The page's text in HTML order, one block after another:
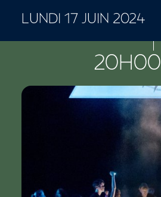
LUNDI 17 JUIN 2024
20H00